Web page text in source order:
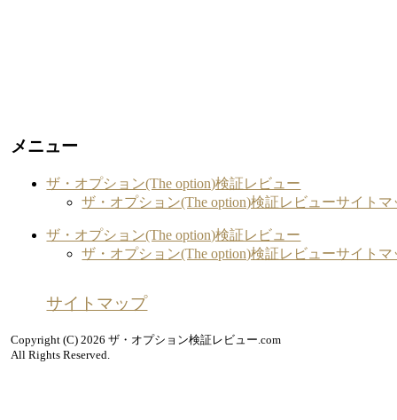
メニュー
ザ・オプション(The option)検証レビュー
ザ・オプション(The option)検証レビューサイト
ザ・オプション(The option)検証レビュー
ザ・オプション(The option)検証レビューサイト
サイトマップ
Copyright (C) 2026 ザ・オプション検証レビュー.com
All Rights Reserved.